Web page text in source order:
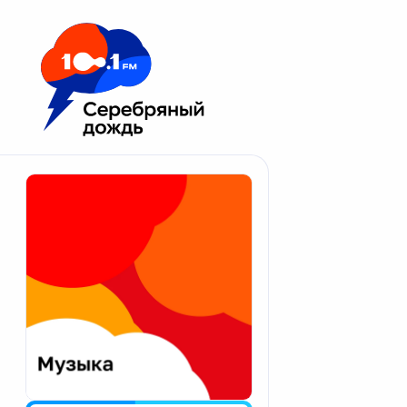
Москва 100.1 FM
Апатиты
Екатеринбург
Калининград
Калуга